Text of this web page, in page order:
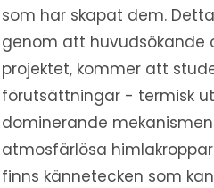
som har skapat dem.
genom att huvudsökande
projektet, kommer att
förutsättningar - termisk
dominerande
atmosfärlösa
finns kännetecken som